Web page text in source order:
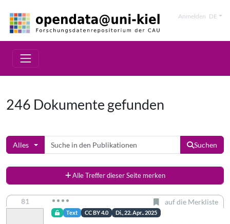
Anmelden DE
246 Dokumente gefunden
Alles Suchen
Alle Treffer dieser Seite merken
81 auf die Merkliste
Text CC BY 4.0 Di., 22. Apr.. 2025